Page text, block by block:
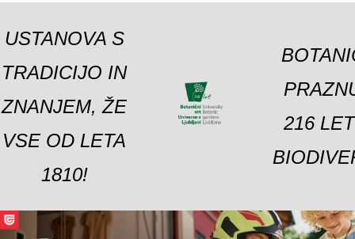
USTANOVA S
TRADICIJO IN
ZNANJEM, ŽE
VSE OD LETA
1810!
216